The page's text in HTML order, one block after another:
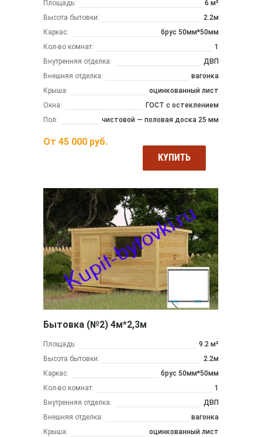
Площадь:
6 м²
Высота бытовки:
2.2м
Каркас:
брус 50мм*50мм
Кол-во комнат:
1
Внутренняя отделка:
ДВП
Внешняя отделка:
вагонка
Крыша:
оцинкованный лист
Окна:
ГОСТ с остеклением
Пол:
чистовой — половая доска 25 мм
От 45 000 руб.
КУПИТЬ
Бытовка (№2) 4м*2,3м
Площадь:
9.2 м²
Высота бытовки:
2.2м
Каркас:
брус 50мм*50мм
Кол-во комнат:
1
Внутренняя отделка:
ДВП
Внешняя отделка:
вагонка
Крыша:
оцинкованный лист